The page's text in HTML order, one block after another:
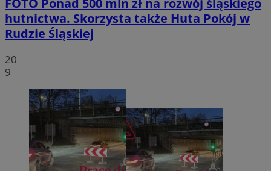
FOTO Ponad 500 mln zł na rozwój śląskiego
hutnictwa. Skorzysta także Huta Pokój w
Rudzie Śląskiej
20
9